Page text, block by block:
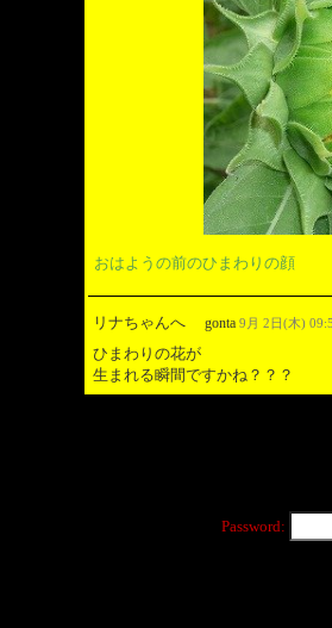
おはようの前のひまわりの顔
リナちゃんへ gonta 9月 2日(木)
ひまわりの花が
生まれる瞬間ですかね？？？
Password: